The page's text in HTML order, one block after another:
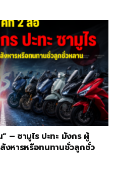
– ซามูไร ปะทะ มังกร ผู้
งหารหรือทนทานชั่วลูกชั่ว